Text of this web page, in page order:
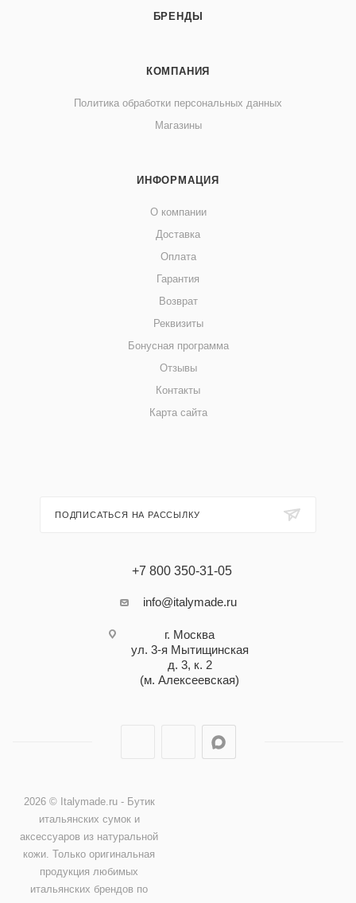
БРЕНДЫ
КОМПАНИЯ
Политика обработки персональных данных
Магазины
ИНФОРМАЦИЯ
О компании
Доставка
Оплата
Гарантия
Возврат
Реквизиты
Бонусная программа
Отзывы
Контакты
Карта сайта
ПОДПИСАТЬСЯ НА РАССЫЛКУ
+7 800 350-31-05
info@italymade.ru
г. Москва
ул. 3-я Мытищинская
д. 3, к. 2
(м. Алексеевская)
2026 © Italymade.ru - Бутик
итальянских сумок и
аксессуаров из натуральной
кожи. Только оригинальная
продукция любимых
итальянских брендов по